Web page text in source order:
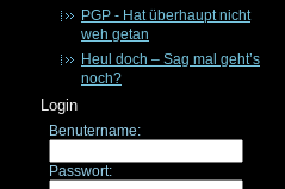
PGP - Hat überhaupt nicht
weh getan
Heul doch – Sag mal geht’s
noch?
Login
Benutername:
Passwort: